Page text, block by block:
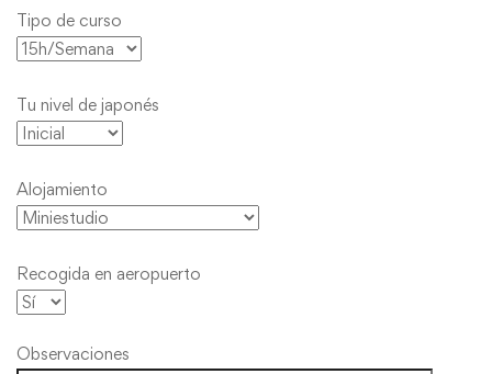
Tipo de curso
Tu nivel de japonés
Alojamiento
Recogida en aeropuerto
Observaciones